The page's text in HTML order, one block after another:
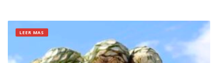
LEER MAS